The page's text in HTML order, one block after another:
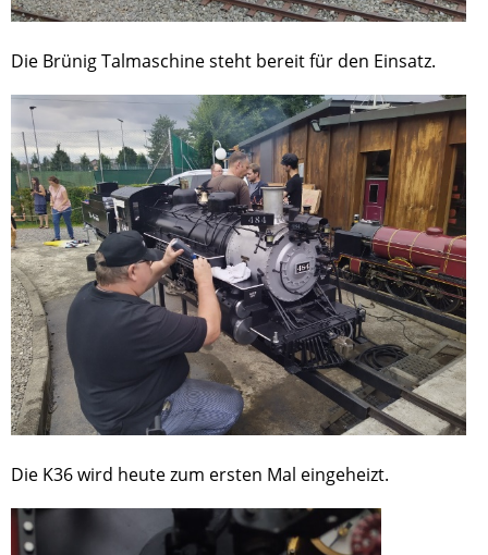
Die Brünig Talmaschine steht bereit für den Einsatz.
Die K36 wird heute zum ersten Mal eingeheizt.